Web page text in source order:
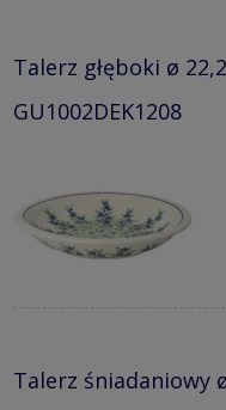
Talerz głęboki ø
GU1002DEK1208
Talerz śniadaniowy